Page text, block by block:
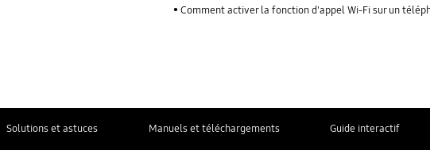
Comment activer la fonction d'appel Wi-Fi sur un
Solutions et astuces Manuels et téléchargements Guide interactif